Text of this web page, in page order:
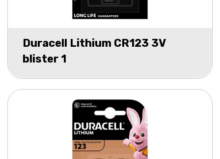
Duracell Lithium CR123 3V
blister 1